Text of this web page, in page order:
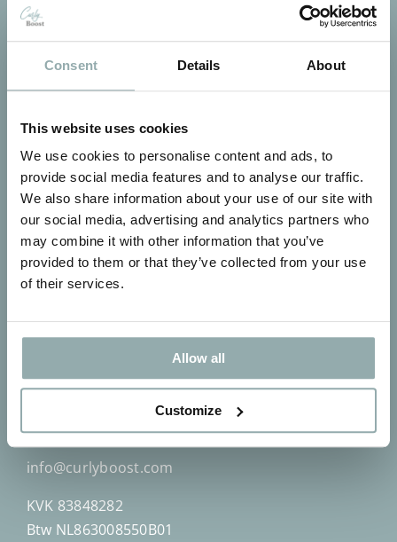
Consent Details About
This website uses cookies
We use cookies to personalise content and ads, to
provide social media features and to analyse our traffic.
We also share information about your use of our site with
our social media, advertising and analytics partners who
may combine it with other information that you’ve
provided to them or that they’ve collected from your use
of their services.
Allow all
Customize
Blog
Dichtstbijzijnde winkel
Privacybeleid
Contact
By Mon´Que
Kromme Haagdijk 69
5706 LN Mierlo-Hout
tel:+31623778375
info@curlyboost.com
KVK 83848282
Btw NL863008550B01